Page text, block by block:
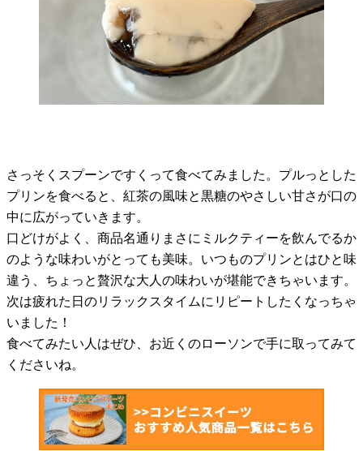
さっそくスプーンですくって食べてみました。プルっとした
プリンを食べると、紅茶の風味と黒糖のやさしい甘さが口の
中に広がっていきます。
口どけがよく、商品名通りまさにミルクティーを飲んでるか
のような味わいがとっても美味。いつものプリンとはひと味
違う、ちょっと贅沢な大人の味わいが堪能できちゃいます。
次は疲れた日のリラックスタイムにリピートしたくなっちゃ
いました！
食べてみたい人はぜひ、お近くのローソンで手に取ってみて
くださいね。